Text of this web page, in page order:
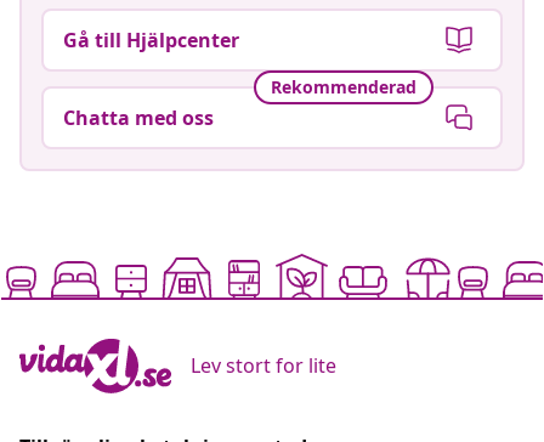
Gå till Hjälpcenter
Rekommenderad
Chatta med oss
Lev stort for lite